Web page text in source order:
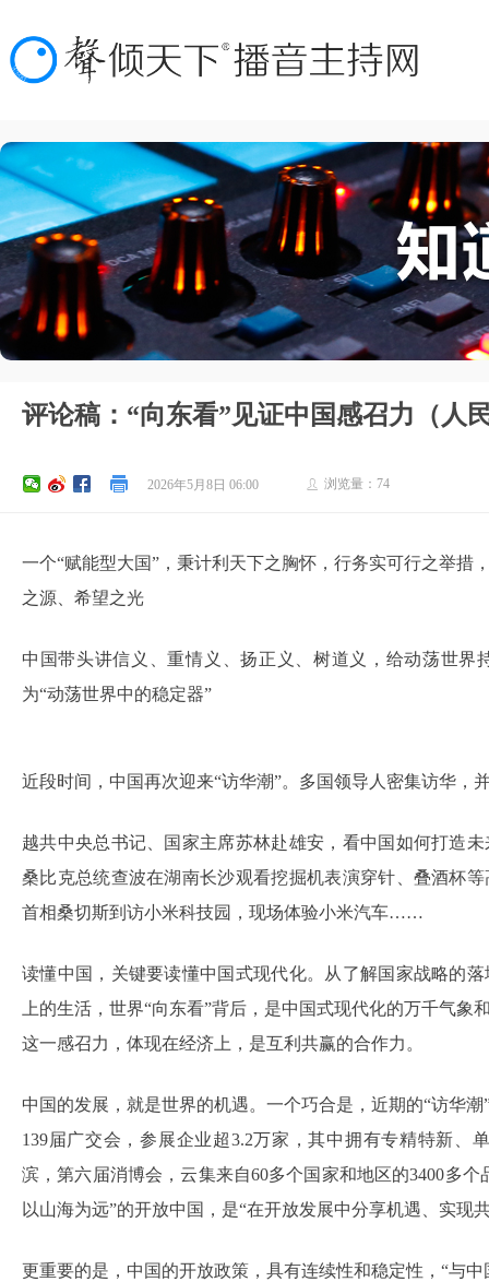
评论稿：“向东看”见证中国感召力（人
2026年5月8日 06:00 ꄑ 浏览量： 74
一个“赋能型大国”，秉计利天下之胸怀，行务实可行之举措
之源、希望之光
中国带头讲信义、重情义、扬正义、树道义，给动荡世界
为“动荡世界中的稳定器”
近段时间，中国再次迎来“访华潮”。多国领导人密集访华，
越共中央总书记、国家主席苏林赴雄安，看中国如何打造
桑比克总统查波在湖南长沙观看挖掘机表演穿针、叠酒杯
首相桑切斯到访小米科技园，现场体验小米汽车……
读懂中国，关键要读懂中国式现代化。从了解国家战略的
上的生活，世界“向东看”背后，是中国式现代化的万千气象
这一感召力，体现在经济上，是互利共赢的合作力。
中国的发展，就是世界的机遇。一个巧合是，近期的“访华
139届广交会，参展企业超3.2万家，其中拥有专精特新、
滨，第六届消博会，云集来自60多个国家和地区的3400多
以山海为远”的开放中国，是“在开放发展中分享机遇、实现
更重要的是，中国的开放政策，具有连续性和稳定性，“与